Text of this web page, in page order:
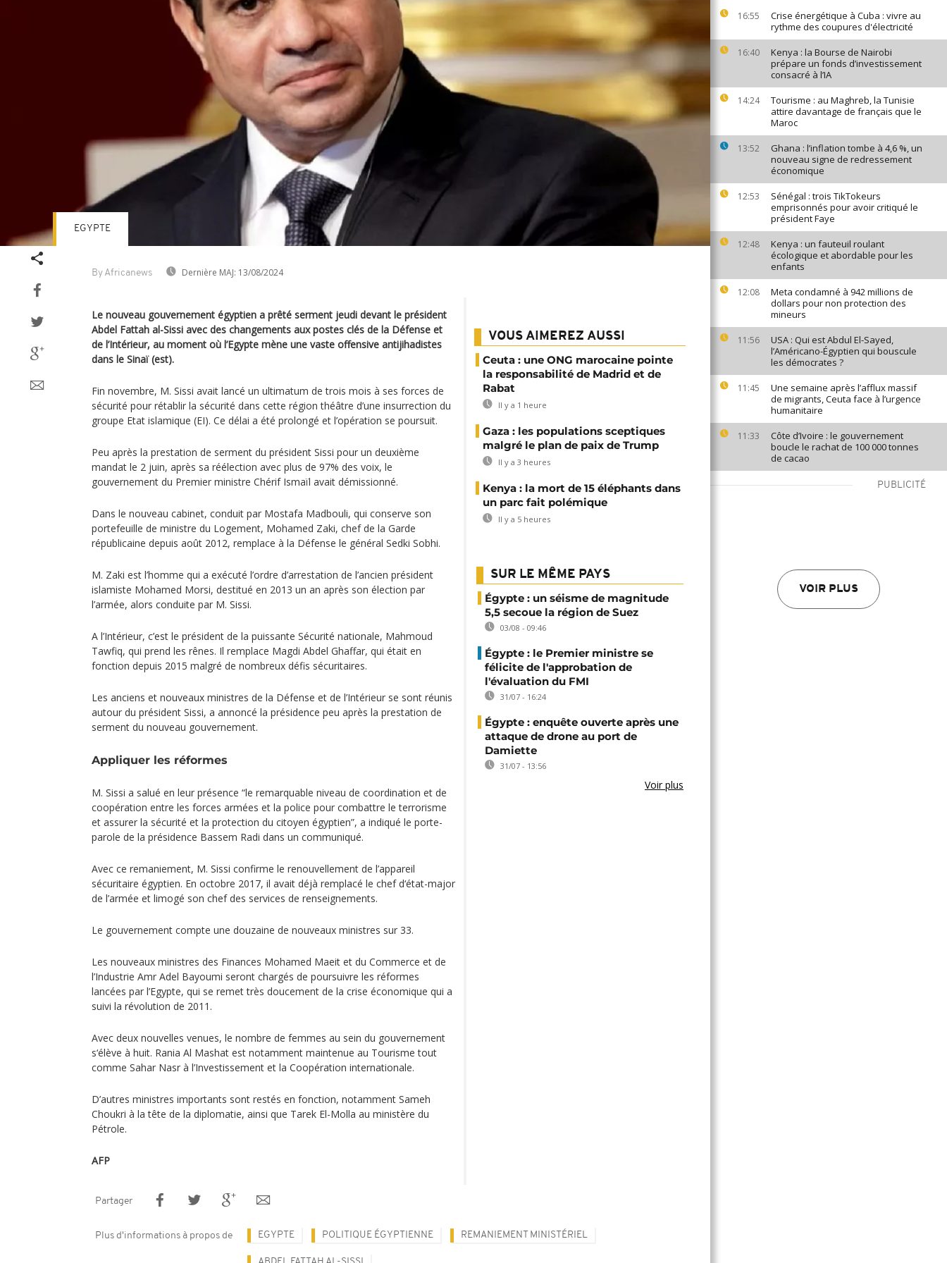
16:55
Crise énergétique à Cuba : vivre au
rythme des coupures d'électricité
16:40
Kenya : la Bourse de Nairobi
prépare un fonds d’investissement
consacré à l’IA
14:24
Tourisme : au Maghreb, la Tunisie
attire davantage de français que le
Maroc
13:52
Ghana : l’inflation tombe à 4,6 %, un
nouveau signe de redressement
économique
12:53
Sénégal : trois TikTokeurs
emprisonnés pour avoir critiqué le
président Faye
12:48
Kenya : un fauteuil roulant
écologique et abordable pour les
enfants
12:08
Meta condamné à 942 millions de
dollars pour non protection des
mineurs
11:56
USA : Qui est Abdul El-Sayed,
l’Américano-Égyptien qui bouscule
les démocrates ?
11:45
Une semaine après l’afflux massif
de migrants, Ceuta face à l’urgence
humanitaire
11:33
Côte d’Ivoire : le gouvernement
boucle le rachat de 100 000 tonnes
de cacao
PUBLICITÉ
VOIR PLUS
By Africanews Dernière MAJ: 13/08/2024
EGYPTE
Le nouveau gouvernement égyptien a prêté serment jeudi devant le président
Abdel Fattah al-Sissi avec des changements aux postes clés de la Défense et
de l’Intérieur, au moment où l’Egypte mène une vaste offensive antijihadistes
dans le Sinaï (est).
Fin novembre, M. Sissi avait lancé un ultimatum de trois mois à ses forces de
sécurité pour rétablir la sécurité dans cette région théâtre d’une insurrection du
groupe Etat islamique (EI). Ce délai a été prolongé et l’opération se poursuit.
Peu après la prestation de serment du président Sissi pour un deuxième
mandat le 2 juin, après sa réélection avec plus de 97% des voix, le
gouvernement du Premier ministre Chérif Ismaïl avait démissionné.
Dans le nouveau cabinet, conduit par Mostafa Madbouli, qui conserve son
portefeuille de ministre du Logement, Mohamed Zaki, chef de la Garde
républicaine depuis août 2012, remplace à la Défense le général Sedki Sobhi.
M. Zaki est l’homme qui a exécuté l’ordre d’arrestation de l’ancien président
islamiste Mohamed Morsi, destitué en 2013 un an après son élection par
l’armée, alors conduite par M. Sissi.
A l’Intérieur, c’est le président de la puissante Sécurité nationale, Mahmoud
Tawfiq, qui prend les rênes. Il remplace Magdi Abdel Ghaffar, qui était en
fonction depuis 2015 malgré de nombreux défis sécuritaires.
Les anciens et nouveaux ministres de la Défense et de l’Intérieur se sont réunis
autour du président Sissi, a annoncé la présidence peu après la prestation de
serment du nouveau gouvernement.
Appliquer les réformes
M. Sissi a salué en leur présence “le remarquable niveau de coordination et de
coopération entre les forces armées et la police pour combattre le terrorisme
et assurer la sécurité et la protection du citoyen égyptien”, a indiqué le porte-
parole de la présidence Bassem Radi dans un communiqué.
Avec ce remaniement, M. Sissi confirme le renouvellement de l’appareil
sécuritaire égyptien. En octobre 2017, il avait déjà remplacé le chef d‘état-major
de l’armée et limogé son chef des services de renseignements.
Le gouvernement compte une douzaine de nouveaux ministres sur 33.
Les nouveaux ministres des Finances Mohamed Maeit et du Commerce et de
l’Industrie Amr Adel Bayoumi seront chargés de poursuivre les réformes
lancées par l’Egypte, qui se remet très doucement de la crise économique qui a
suivi la révolution de 2011.
Avec deux nouvelles venues, le nombre de femmes au sein du gouvernement
s‘élève à huit. Rania Al Mashat est notamment maintenue au Tourisme tout
comme Sahar Nasr à l’Investissement et la Coopération internationale.
D’autres ministres importants sont restés en fonction, notamment Sameh
Choukri à la tête de la diplomatie, ainsi que Tarek El-Molla au ministère du
Pétrole.
AFP
VOUS AIMEREZ AUSSI
Ceuta : une ONG marocaine pointe
la responsabilité de Madrid et de
Rabat
Il y a 1 heure
Gaza : les populations sceptiques
malgré le plan de paix de Trump
Il y a 3 heures
Kenya : la mort de 15 éléphants dans
un parc fait polémique
Il y a 5 heures
SUR LE MÊME PAYS
Égypte : un séisme de magnitude
5,5 secoue la région de Suez
03/08 - 09:46
Égypte : le Premier ministre se
félicite de l'approbation de
l'évaluation du FMI
31/07 - 16:24
Égypte : enquête ouverte après une
attaque de drone au port de
Damiette
31/07 - 13:56
Voir plus
Partager
Plus d'informations à propos de EGYPTE POLITIQUE ÉGYPTIENNE REMANIEMENT MINISTÉRIEL